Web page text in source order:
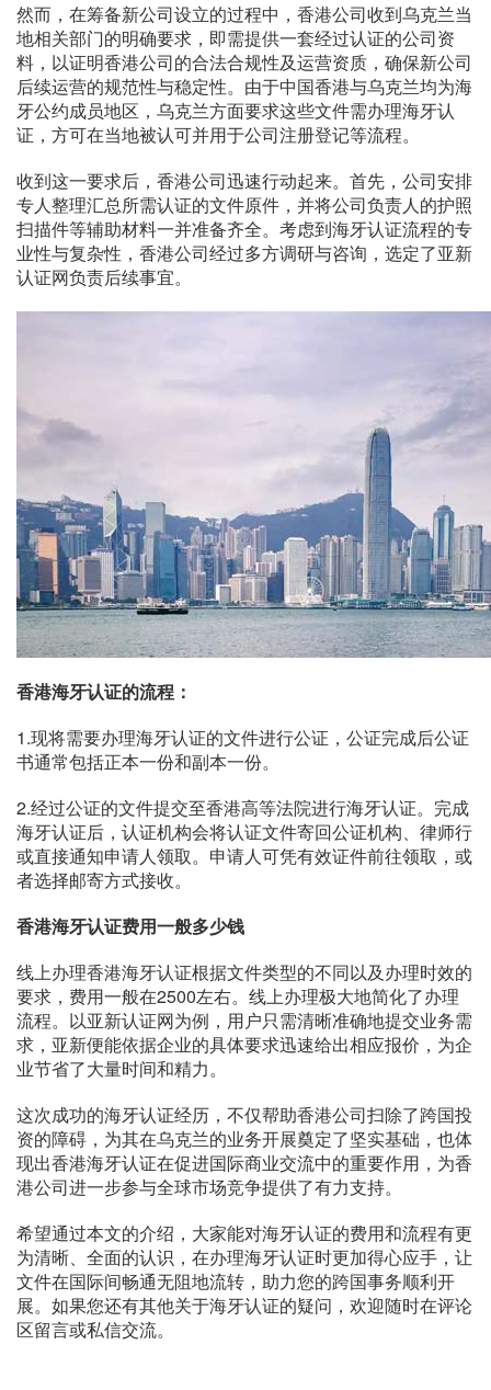
然而，在筹备新公司设立的过程中，香港公司收到乌克兰当
地相关部门的明确要求，即需提供一套经过认证的公司资
料，以证明香港公司的合法合规性及运营资质，确保新公司
后续运营的规范性与稳定性。由于中国香港与乌克兰均为海
牙公约成员地区，乌克兰方面要求这些文件需办理海牙认
证，方可在当地被认可并用于公司注册登记等流程。
收到这一要求后，香港公司迅速行动起来。首先，公司安排
专人整理汇总所需认证的文件原件，并将公司负责人的护照
扫描件等辅助材料一并准备齐全。考虑到海牙认证流程的专
业性与复杂性，香港公司经过多方调研与咨询，选定了亚新
认证网负责后续事宜。
香港海牙认证的流程：
1.现将需要办理海牙认证的文件进行公证，公证完成后公证
书通常包括正本一份和副本一份。
2.经过公证的文件提交至香港高等法院进行海牙认证。完成
海牙认证后，认证机构会将认证文件寄回公证机构、律师行
或直接通知申请人领取。申请人可凭有效证件前往领取，或
者选择邮寄方式接收。
香港海牙认证费用一般多少钱
线上办理香港海牙认证根据文件类型的不同以及办理时效的
要求，费用一般在2500左右。线上办理极大地简化了办理
流程。以亚新认证网为例，用户只需清晰准确地提交业务需
求，亚新便能依据企业的具体要求迅速给出相应报价，为企
业节省了大量时间和精力。
这次成功的海牙认证经历，不仅帮助香港公司扫除了跨国投
资的障碍，为其在乌克兰的业务开展奠定了坚实基础，也体
现出香港海牙认证在促进国际商业交流中的重要作用，为香
港公司进一步参与全球市场竞争提供了有力支持。
希望通过本文的介绍，大家能对海牙认证的费用和流程有更
为清晰、全面的认识，在办理海牙认证时更加得心应手，让
文件在国际间畅通无阻地流转，助力您的跨国事务顺利开
展。如果您还有其他关于海牙认证的疑问，欢迎随时在评论
区留言或私信交流。